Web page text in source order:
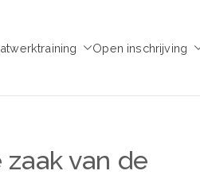
Open inschrijving
van de